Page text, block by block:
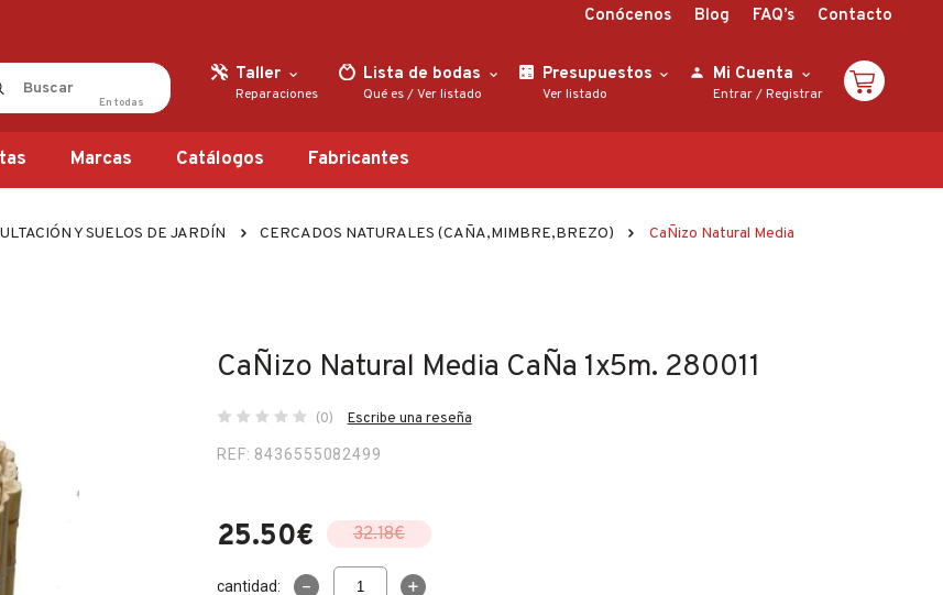
Conócenos Blog FAQ’s Contacto
En todas
Taller
Reparaciones
Lista de bodas
Qué es/Ver listado
Presupuestos
Ver listado
Mi Cuenta
Entrar/Registrar
Marcas Catálogos Fabricantes
Y SUELOS DE JARDÍN CERCADOS NATURALES (CAÑA,MIMBRE,BREZO)
CaÑizo Natural Media
CaÑizo Natural Media CaÑa 1x5m. 280011
(0)
Escribe una reseña
REF: 8436555082499
32.18€
El
25.50€
El
cantidad:
CaÑizo